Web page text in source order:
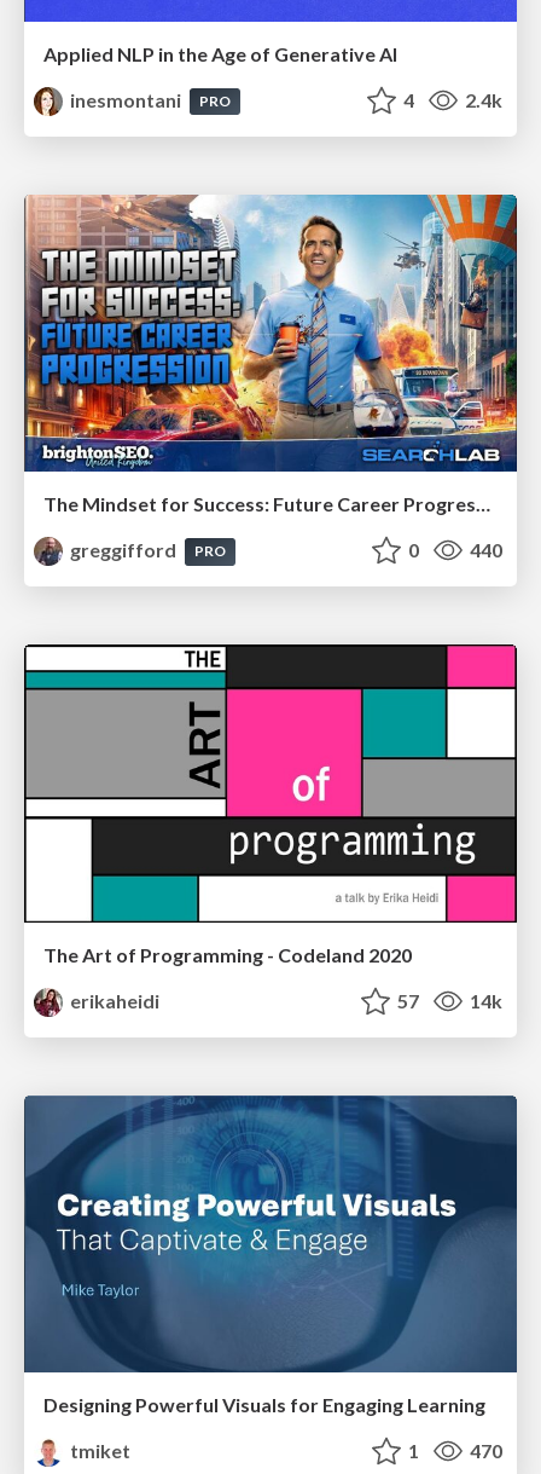
Applied NLP in the Age of Generative AI
inesmontani
PRO 4 2.4k
The Mindset for Success: Future Career Progression
greggifford
PRO 0 440
The Art of Programming - Codeland 2020
erikaheidi
57 14k
Designing Powerful Visuals for Engaging Learning
tmiket
1 470